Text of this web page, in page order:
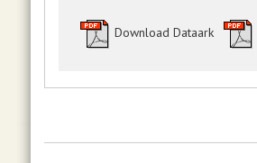
Download Dataark